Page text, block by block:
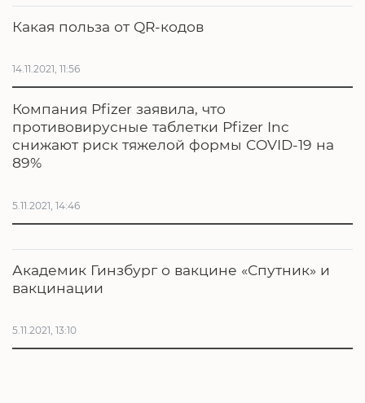
Какая польза от QR-кодов
14.11.2021, 11:56
Компания Pfizer заявила, что
противовирусные таблетки Pfizer Inc
снижают риск тяжелой формы COVID-19 на
89%
5.11.2021, 14:46
Академик Гинзбург о вакцине «Спутник» и
вакцинации
5.11.2021, 13:10